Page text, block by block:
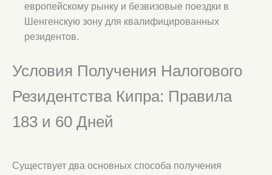
европейскому рынку и безвизовые поездки в
Шенгенскую зону для квалифицированных
резидентов.
Условия Получения Налогового
Резидентства Кипра: Правила
183 и 60 Дней
Существует два основных способа получения